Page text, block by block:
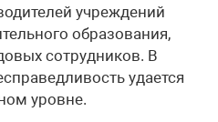
учреждений
образования,
сотрудников. В
удается
уровне.